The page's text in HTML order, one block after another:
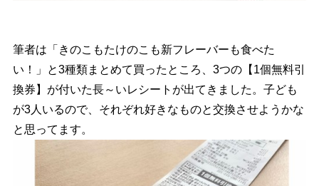
筆者は「きのこもたけのこも新フレーバーも食べた
い！」と3種類まとめて買ったところ、3つの【1個無料引
換券】が付いた長～いレシートが出てきました。子ども
が3人いるので、それぞれ好きなものと交換させようかな
と思ってます。